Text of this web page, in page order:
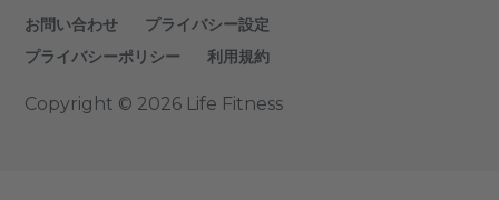
お問い合わせ
プライバシー設定
プライバシーポリシー
利用規約
Copyright © 2026 Life Fitness